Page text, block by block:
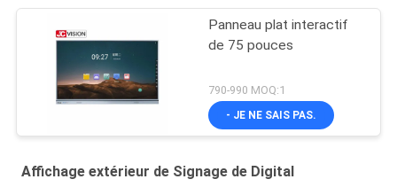
Panneau plat interactif
de 75 pouces
790-990 MOQ:1
- JE NE SAIS PAS.
Affichage extérieur de Signage de Digital